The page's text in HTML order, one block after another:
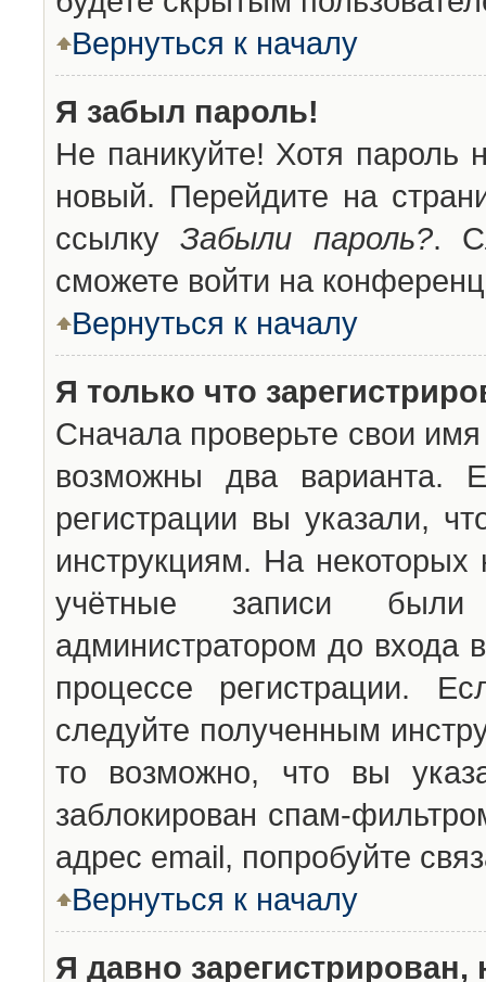
Вернуться к началу
Я забыл пароль!
Не паникуйте! Хотя пароль
новый. Перейдите на
ссылкуЗабыли пароль?.
сможете войти на
Вернуться к началу
Я только что
Сначала проверьте свои
возможны два варианта.
регистрации вы указали,
инструкциям. На
учётные записи были
администратором до входа
процессе регистрации.
следуйте полученным
то возможно, что вы
заблокирован спам-
адрес email, попробуйте
Вернуться к началу
Я давно